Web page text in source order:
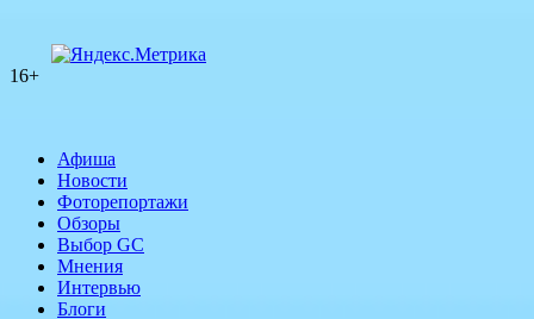
16+
Афиша
Новости
Фоторепортажи
Обзоры
Выбор GC
Мнения
Интервью
Блоги